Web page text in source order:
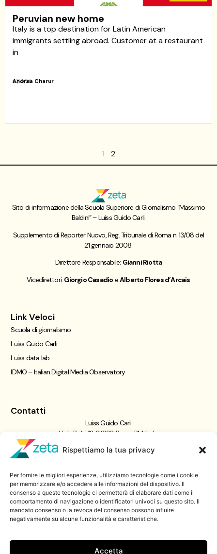
Rispettiamo la tua privacy
Per fornire le migliori esperienze, utilizziamo tecnologie come i cookie
per memorizzare e/o accedere alle informazioni del dispositivo. Il
consenso a queste tecnologie ci permetterà di elaborare dati come il
comportamento di navigazione o identificatori univoci su questo sito. Il
mancato consenso o la revoca del consenso possono influire
negativamente su alcune funzionalità e caratteristiche.
Accetta
Peruvian new home
Italy is a top destination for Latin American
immigrants settling abroad. Customer at a restaurant
in
27/10/25
Andrea Charur
1 2
Sito di informazione della Scuola Superiore di Giornalismo “Massimo
Baldini” – Luiss Guido Carli.
Supplemento di Reporter Nuovo, Reg. Tribunale di Roma n. 13/08 del
21 gennaio 2008.
Direttore Responsabile: Gianni Riotta
Vicedirettori: Giorgio Casadio eAlberto Flores d’Arcais
Link Veloci
Scuola di giornalismo
Luiss Guido Carli
Luiss data lab
IDMO – Italian Digital Media Observatory
Contatti
Luiss Guido Carli
Viale Pola, 12, 00198 Roma RM, Italia
06 8522 5358
Iscriviti a
Zeta Data Lab
Iscriviti alla nostra newsletter